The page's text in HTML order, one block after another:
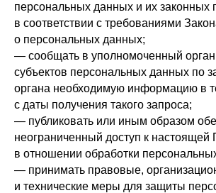
персональных данных и их законных
в соответствии с требованиями
о персональных данных;
— сообщать в уполномоченный
субъектов персональных данных по
органа необходимую информацию в
с даты получения такого запроса;
— публиковать или иным образом
неограниченный доступ к настоящей
в отношении обработки
— принимать правовые,
и технические меры для защиты